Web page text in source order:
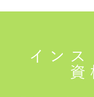
インス
資